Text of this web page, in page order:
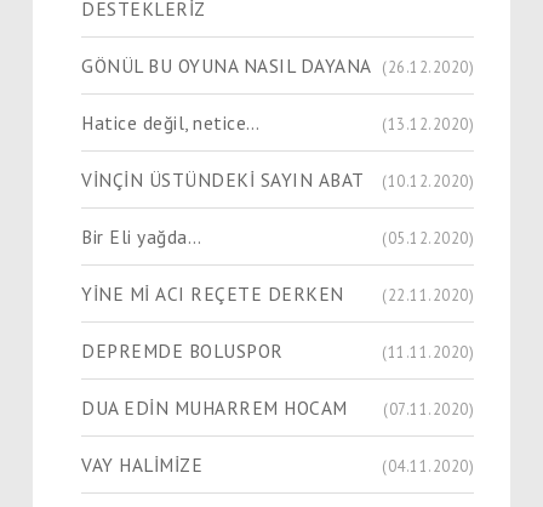
DESTEKLERİZ
GÖNÜL BU OYUNA NASIL DAYANA (26.12.2020)
Hatice değil, netice… (13.12.2020)
VİNÇİN ÜSTÜNDEKİ SAYIN ABAT (10.12.2020)
Bir Eli yağda… (05.12.2020)
YİNE Mİ ACI REÇETE DERKEN (22.11.2020)
DEPREMDE BOLUSPOR (11.11.2020)
DUA EDİN MUHARREM HOCAM (07.11.2020)
VAY HALİMİZE (04.11.2020)